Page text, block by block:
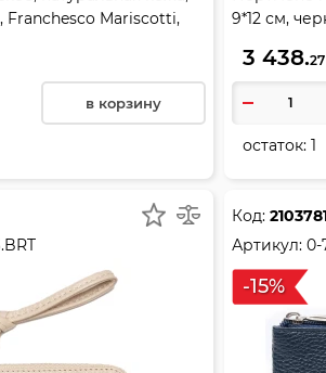
Franchesco Mariscotti,
в корзину
9*12 см,
3 438.27
остаток: 1
Код:
Артикул: 0-
-15%